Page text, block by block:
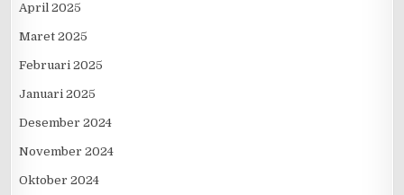
April 2025
Maret 2025
Februari 2025
Januari 2025
Desember 2024
November 2024
Oktober 2024